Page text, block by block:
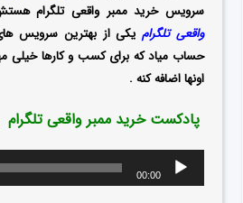
سرویس خرید ممبر واقعی تلگرام
واقعی تلگرام یکی از بهترین سرویس
حساب میاد که برای کسب و کارها خیلی
اونها اضافه کنه .
پادکست خرید ممبر واقعی تلگرام
00:00